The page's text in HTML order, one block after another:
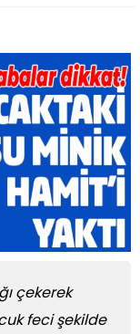
çekerek
feci şekilde